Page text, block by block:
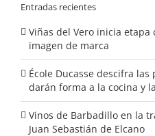
Entradas recientes
Viñas del Vero inicia etapa
imagen de marca
École Ducasse descifra
darán forma a la cocina y
Vinos de Barbadillo en la
Juan Sebastián de Elcano